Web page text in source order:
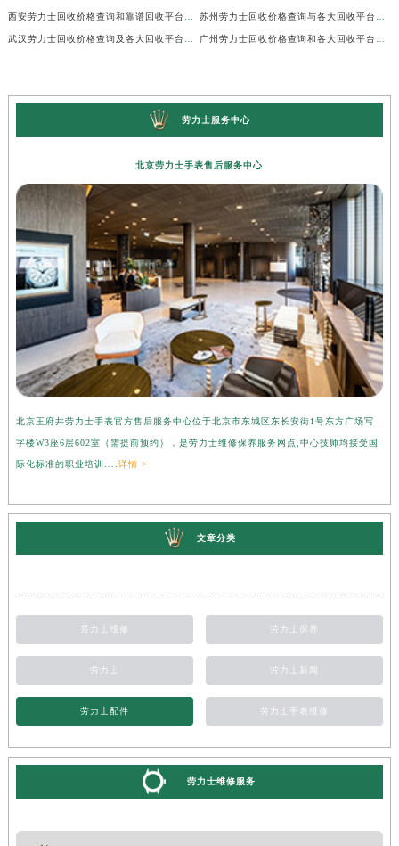
劳力士服务中心
北京劳力士手表售后服务中心
北京王府井劳力士手表官方售后服务中心位于北京市东城区东长安街1号东方广场写
字楼W3座6层602室（需提前预约），是劳力士维修保养服务网点,中心技师均接受国
际化标准的职业培训.... 详情 >
文章分类
劳力士维修 劳力士保养
劳力士 劳力士新闻
劳力士配件 劳力士手表维修
劳力士维修服务